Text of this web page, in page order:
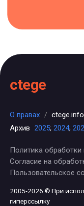
ctege
О правах /
Архив 2025; 2024;
Политика
Согласие на
Пользовательское
2005-2026 © При
гиперссылку